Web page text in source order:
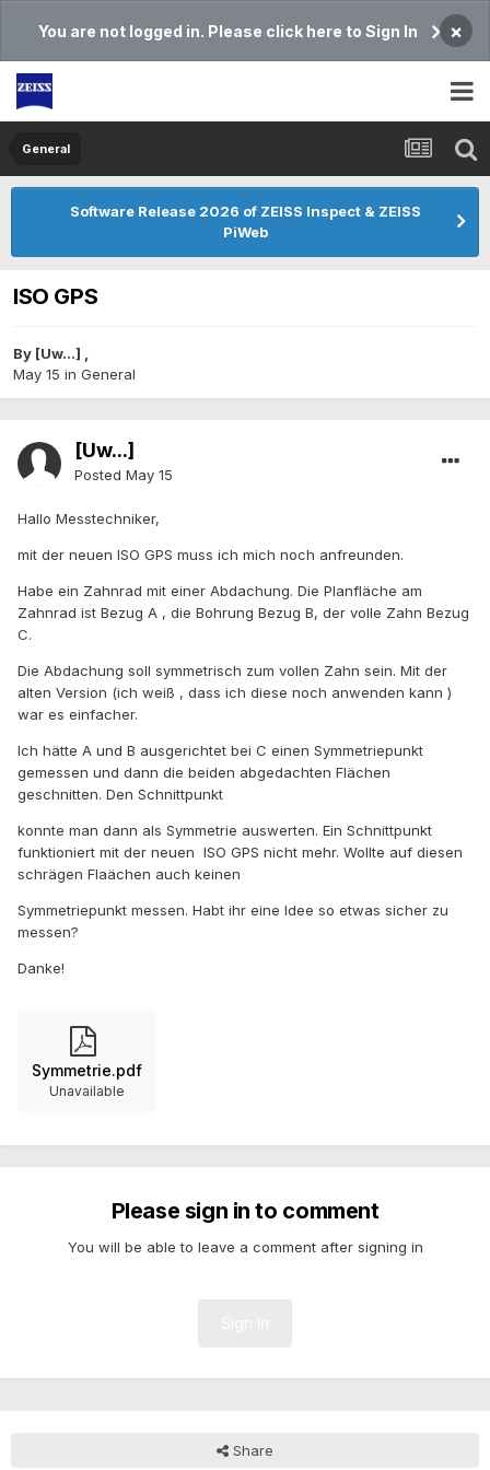
You are not logged in. Please click here to Sign In ×
General
Software Release 2026 of ZEISS Inspect & ZEISS
PiWeb
ISO GPS
By [Uw...] ,
May 15 in General
[Uw...]
Posted May 15
Hallo Messtechniker,
mit der neuen ISO GPS muss ich mich noch anfreunden.
Habe ein Zahnrad mit einer Abdachung. Die Planfläche am
Zahnrad ist Bezug A , die Bohrung Bezug B, der volle Zahn Bezug
C.
Die Abdachung soll symmetrisch zum vollen Zahn sein. Mit der
alten Version (ich weiß , dass ich diese noch anwenden kann )
war es einfacher.
Ich hätte A und B ausgerichtet bei C einen Symmetriepunkt
gemessen und dann die beiden abgedachten Flächen
geschnitten. Den Schnittpunkt
konnte man dann als Symmetrie auswerten. Ein Schnittpunkt
funktioniert mit der neuen ISO GPS nicht mehr. Wollte auf diesen
schrägen Flaächen auch keinen
Symmetriepunkt messen. Habt ihr eine Idee so etwas sicher zu
messen?
Danke!
Symmetrie.pdf
Unavailable
Please sign in to comment
You will be able to leave a comment after signing in
Share